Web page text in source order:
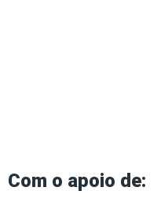
Com o apoio de: